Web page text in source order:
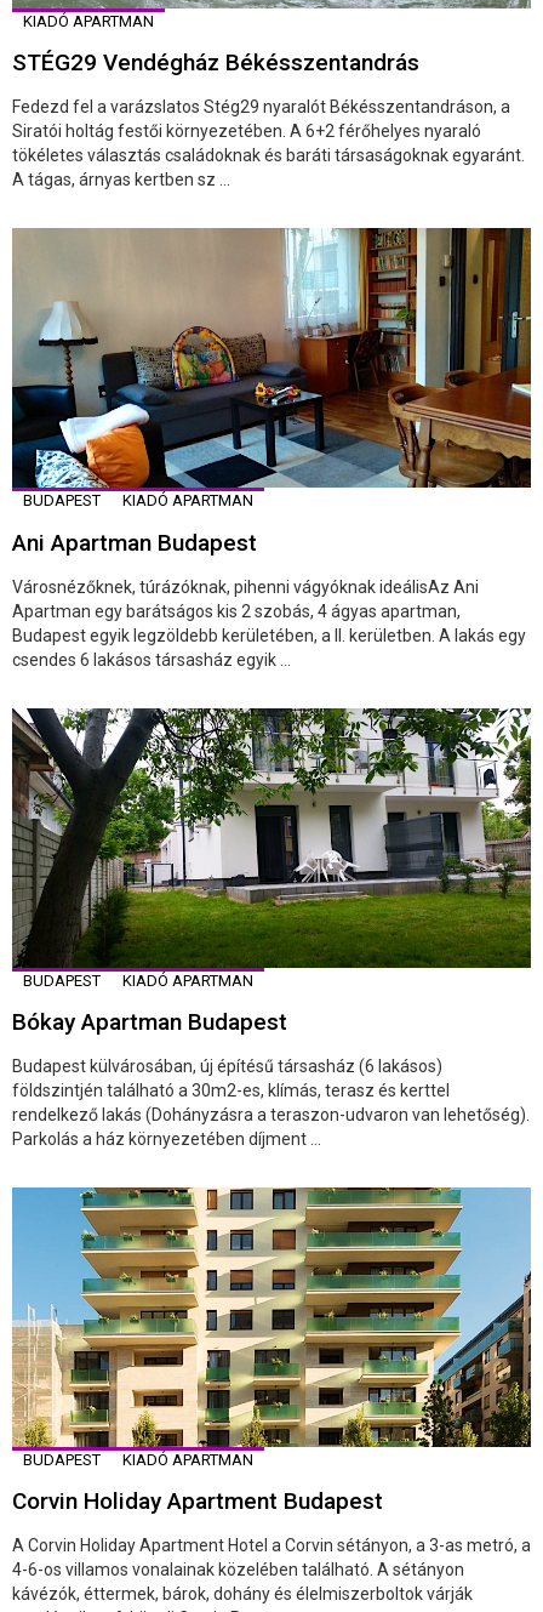
KIADÓ APARTMAN
STÉG29 Vendégház Békésszentandrás
Fedezd fel a varázslatos Stég29 nyaralót Békésszentandráson, a
Siratói holtág festői környezetében. A 6+2 férőhelyes nyaraló
tökéletes választás családoknak és baráti társaságoknak egyaránt.
A tágas, árnyas kertben sz ...
BUDAPEST KIADÓ APARTMAN
Ani Apartman Budapest
Városnézőknek, túrázóknak, pihenni vágyóknak ideálisAz Ani
Apartman egy barátságos kis 2 szobás, 4 ágyas apartman,
Budapest egyik legzöldebb kerületében, a II. kerületben. A lakás egy
csendes 6 lakásos társasház egyik ...
BUDAPEST KIADÓ APARTMAN
Bókay Apartman Budapest
Budapest külvárosában, új építésű társasház (6 lakásos)
földszintjén található a 30m2-es, klímás, terasz és kerttel
rendelkező lakás (Dohányzásra a teraszon-udvaron van lehetőség).
Parkolás a ház környezetében díjment ...
BUDAPEST KIADÓ APARTMAN
Corvin Holiday Apartment Budapest
A Corvin Holiday Apartment Hotel a Corvin sétányon, a 3-as metró, a
4-6-os villamos vonalainak közelében található. A sétányon
kávézók, éttermek, bárok, dohány és élelmiszerboltok várják